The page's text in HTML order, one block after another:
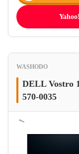
WASHODO
DELL Vostro​
570-0035
＜